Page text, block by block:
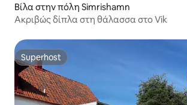
Βίλα στην πόλη Simrishamn
Ακριβώς δίπλα στη θάλασσα στο Vik
Superhost
Superhost